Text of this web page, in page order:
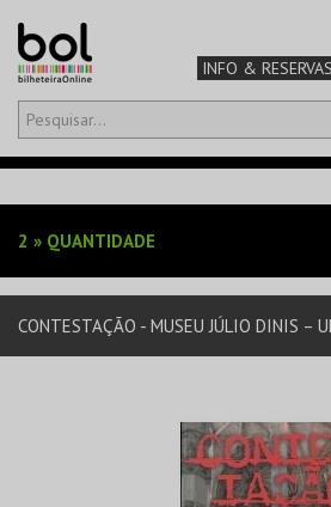
INFO &
Olá,iniciar sessão
TEATRO & ARTE
MÚSICA & FESTIVAIS
DESPORTO & AVENTURA
2 » QUANTIDADE
CONTESTAÇÃO - MUSEU JÚLIO DINIS –